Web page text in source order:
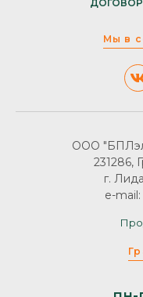
Мы в
ООО
231286,
г.
e-